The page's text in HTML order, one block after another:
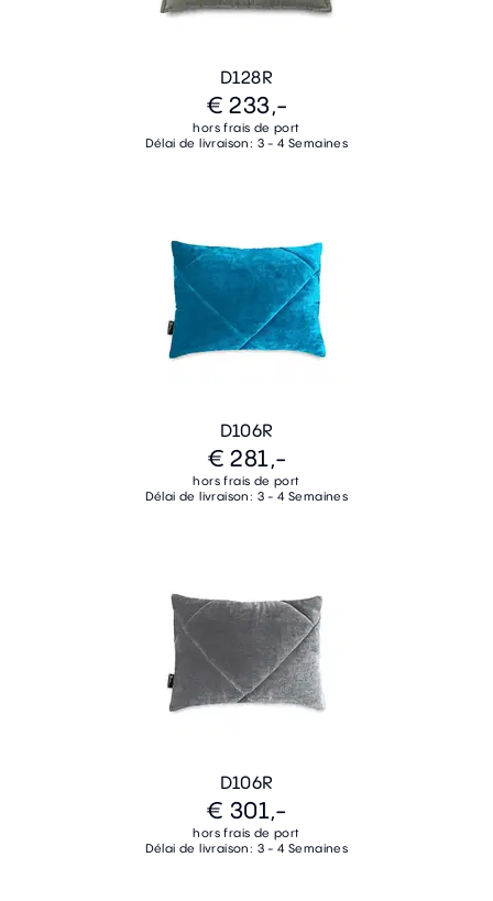
D128R
€ 233,-
hors frais de port
Délai de livraison: 3 - 4 Semaines
D106R
€ 281,-
hors frais de port
Délai de livraison: 3 - 4 Semaines
D106R
€ 301,-
hors frais de port
Délai de livraison: 3 - 4 Semaines